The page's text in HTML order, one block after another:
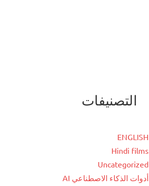
التصنيفات
ENGLISH
Hindi films
Uncategorized
أدوات الذكاء الاصطناعي AI